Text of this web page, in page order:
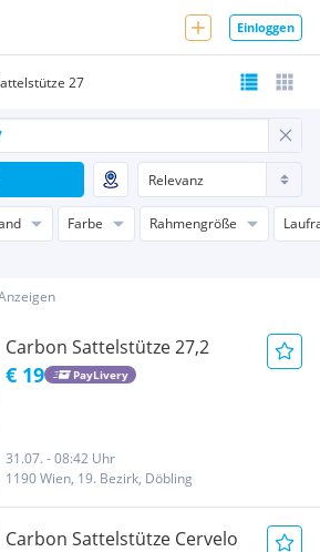
Einloggen
27
Farbe Rahmengröße
Carbon Sattelstütze 27,2
€ 19 PayLivery
31.07. - 08:42 Uhr
1190 Wien, 19. Bezirk, Döbling
Carbon Sattelstütze Cervelo